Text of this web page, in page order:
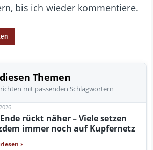
bis ich wieder kommentiere.
Themen
mit passenden Schlagwörtern
Ende rückt näher – Viele setzen
immer noch auf Kupfernetz
›